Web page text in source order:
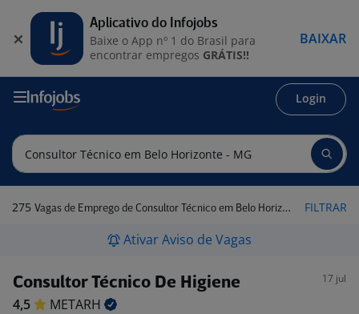
Login
275 Vagas de Emprego de Consultor Técnico em Belo Horizonte - MG FILTRAR
Ativar Aviso de Vagas
Consultor Técnico De Higiene 17 jul
4,5
METARH
Aplicativo do Infojobs
Baixe o App nº 1 do Brasil para
encontrar empregos GRÁTIS!!
BAIXAR